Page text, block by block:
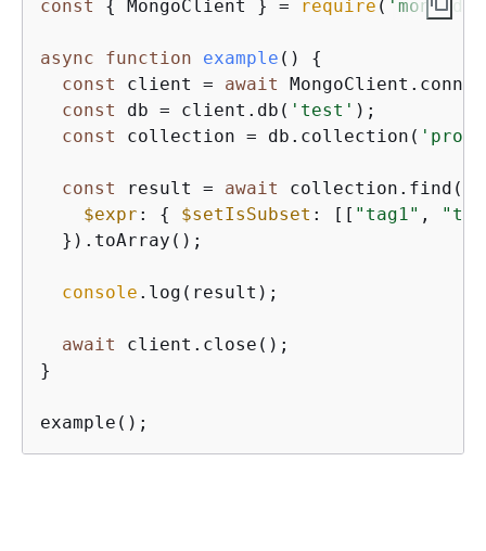
const { MongoClient } = require ( 'mongodb'
async function example ( ) {
const
client = await
const
db = client.db( 'test' );
const
collection = db.collection(
const result = await collection.find(
$expr : { $setIsSubset : [[ "tag1" ,
  }).toArray();
console .log(result);
await
client.close();
}
example();